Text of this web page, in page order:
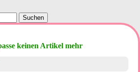
keinen Artikel mehr